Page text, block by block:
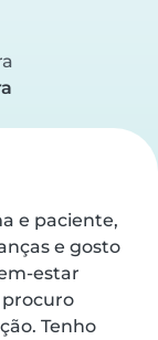
e paciente,
e gosto
estar
procuro
Tenho